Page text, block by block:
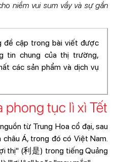
niềm vui sum vầy và sự gắn
đề cập trong bài viết được
tin chung của thị trường,
các sản phẩm và dịch vụ
phong tục lì xì Tết
từ Trung Hoa cổ đại, sau
Á, trong đó có Việt Nam.
thị" (利是) trong tiếng Quảng